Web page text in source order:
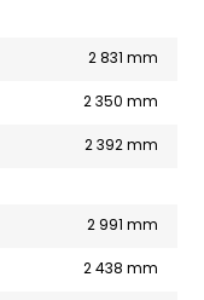
2 831 mm
2 350 mm
2 392 mm
2 991 mm
2 438 mm